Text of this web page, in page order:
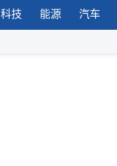
科技 能源 汽车